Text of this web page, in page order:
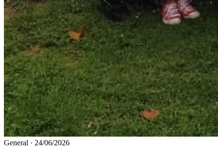
General · 24/06/2026